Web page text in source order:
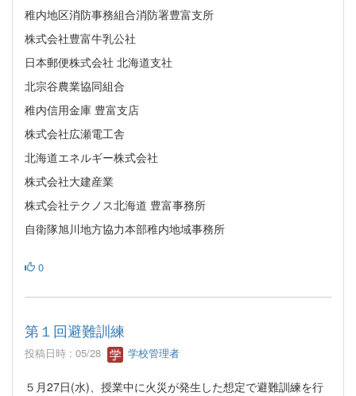
稚内地区消防事務組合消防署豊富支所
株式会社豊富牛乳公社
日本郵便株式会社 北海道支社
北宗谷農業協同組合
稚内信用金庫 豊富支店
株式会社広瀬電工舎
北海道エネルギー株式会社
株式会社大建産業
株式会社テクノス北海道 豊富事務所
自衛隊旭川地方協力本部稚内地域事務所
0
第１回避難訓練
投稿日時 : 05/28 学校管理者
５月27日(水)、授業中に火災が発生した想定で避難訓練を行